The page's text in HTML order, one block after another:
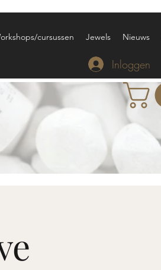
cursussen Jewels Nieuws
Inloggen